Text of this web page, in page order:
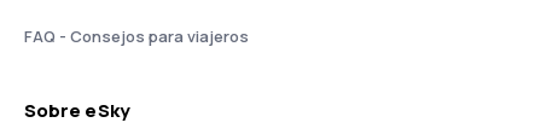
FAQ - Consejos para viajeros
Sobre eSky